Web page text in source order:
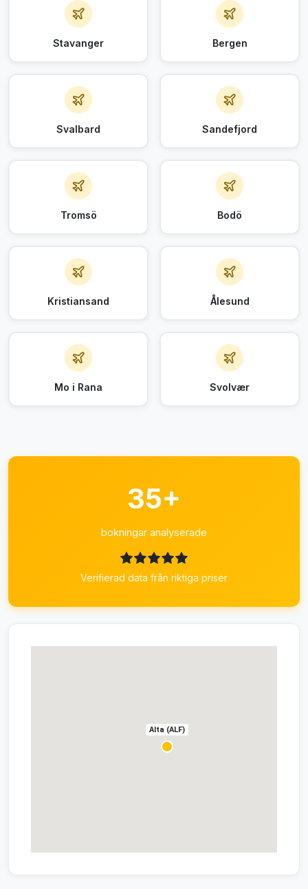
Stavanger Bergen
Svalbard Sandefjord
Tromsö Bodö
Kristiansand Ålesund
Mo i Rana Svolvær
35+
bokningar analyserade
Verifierad data från riktiga priser
Alta (ALF)